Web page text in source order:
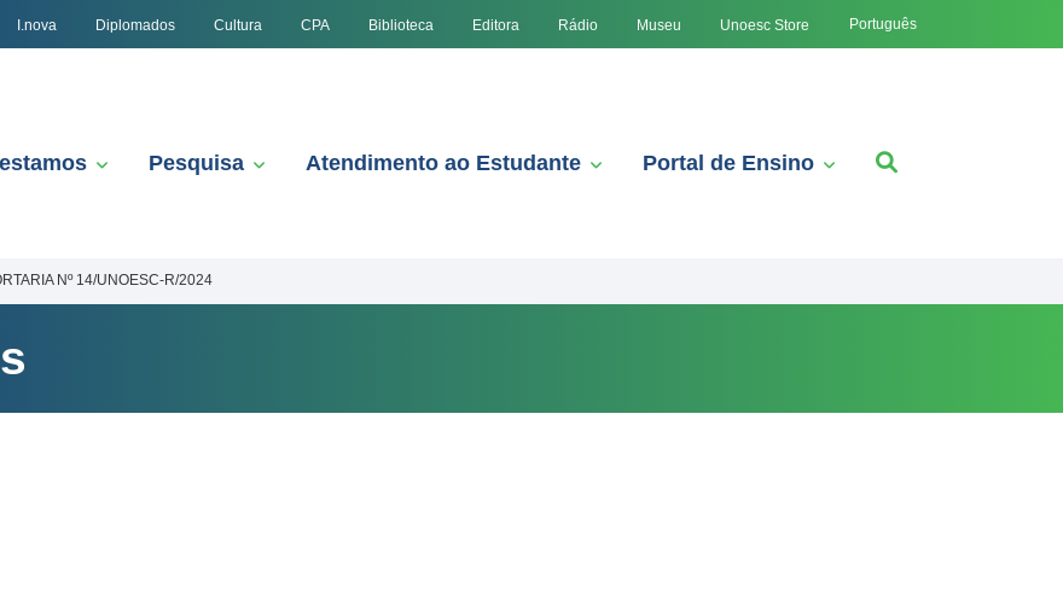
I.nova Diplomados Cultura CPA Biblioteca Editora Rádio Museu Unoesc Store Português
Pesquisa Atendimento ao Estudante Portal de Ensino
Nº 14/UNOESC-R/2024